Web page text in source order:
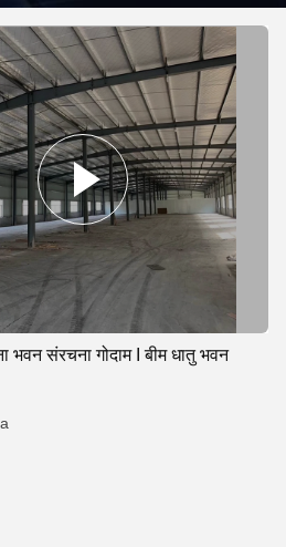
भवन संरचना गोदाम I बीम धातु भवन